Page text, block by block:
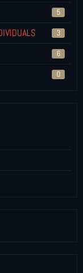
5
3
6
0